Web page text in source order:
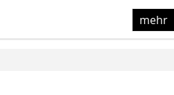
mehr